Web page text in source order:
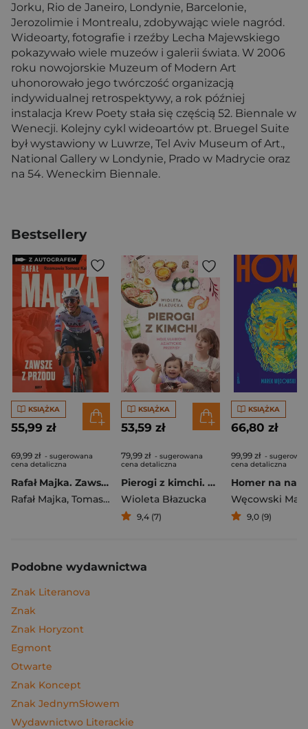
Jorku, Rio de Janeiro, Londynie, Barcelonie,
Jerozolimie i Montrealu, zdobywając wiele nagród.
Wideoarty, fotografie i rzeźby Lecha Majewskiego
pokazywało wiele muzeów i galerii świata. W 2006
roku nowojorskie Muzeum of Modern Art
uhonorowało jego twórczość organizacją
indywidualnej retrospektywy, a rok później
instalacja Krew Poety stała się częścią 52. Biennale w
Wenecji. Kolejny cykl wideoartów pt. Bruegel Suite
był wystawiony w Luwrze, Tel Aviv Museum of Art.,
National Gallery w Londynie, Prado w Madrycie oraz
na 54. Weneckim Biennale.
Bestsellery
KSIĄŻKA
55,99 zł
69,99 zł - sugerowana
cena detaliczna
Rafał Majka. Zawsze z przodu. Rozmawia Tomasz Kalemba - książka z autografem
Rafał Majka, Tomasz Kalemba
KSIĄŻKA
53,59 zł
79,99 zł - sugerowana
cena detaliczna
Pierogi z kimchi. Moje ulubione azjatyckie przepisy
Wioleta Błazucka
9,4 (7)
KSIĄŻKA
66,80 zł
99,99 zł -
cena detaliczna
Węcowski
9,0 (9)
Podobne wydawnictwa
Znak Literanova
Znak
Znak Horyzont
Egmont
Otwarte
Znak Koncept
Znak JednymSłowem
Wydawnictwo Literackie